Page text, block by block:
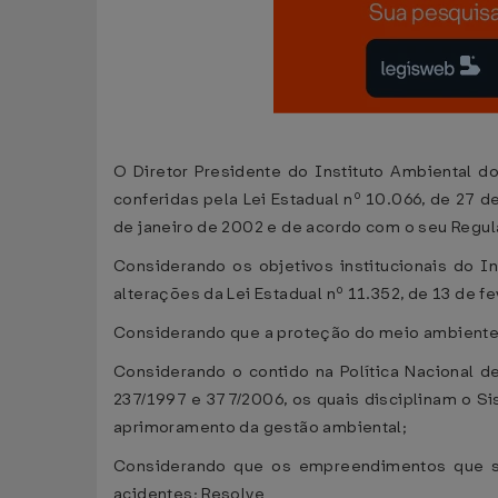
O Diretor Presidente do Instituto Ambiental
conferidas pela Lei Estadual nº 10.066, de 27
de janeiro de 2002 e de acordo com o seu
Considerando os objetivos institucionais do
alterações da Lei Estadual nº 11.352, de 13 de
Considerando que a proteção do meio
Considerando o contido na Política Nacional
237/1997 e 377/2006, os quais disciplinam o
aprimoramento da gestão ambiental;
Considerando que os empreendimentos